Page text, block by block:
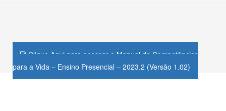
Clique Aqui para acessar o Manual do Competências
para a Vida – Ensino Presencial – 2023.2 (Versão 1.02)